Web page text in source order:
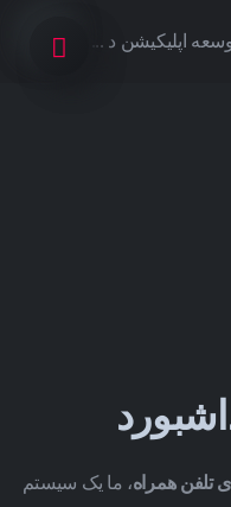
اپلیکیشن د ...
تلفن همراه، ما یک سیستم